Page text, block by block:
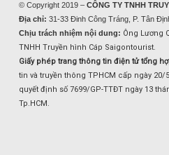
© Copyright 2019 – CÔNG TY TNHH
Địa chỉ: 31-33 Đinh Công Tráng, P. Tân
Chịu trách nhiệm nội dung: Ông Lương
TNHH Truyền hình Cáp Saigontourist.
Giấy phép trang thông tin điện tử tổng
tin và truyền thông TPHCM cấp ngày
quyết định số 7699/GP-TTĐT ngày 13
Tp.HCM.